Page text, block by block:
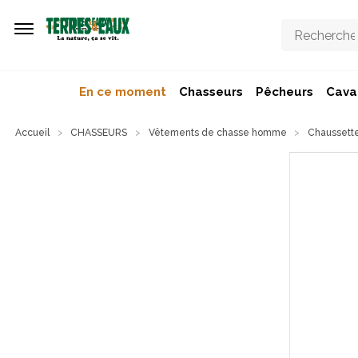
En ce moment Chasseurs Pêcheurs
Accueil CHASSEURS Vêtements de chasse homme